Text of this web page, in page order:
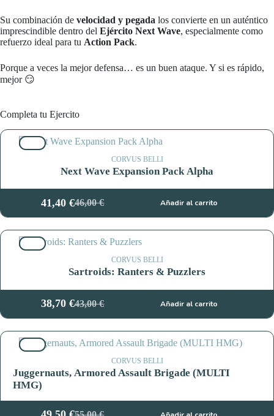
Su combinación de velocidad y pegada los convierte en un auténtico
imprescindible dentro del Ejército Next Wave, especialmente como
refuerzo ideal para tu Action Pack.
Porque a veces la mejor defensa… es un buen ataque. Y si es rápido,
mejor 😏
Completa tu Ejercito
CORVUS BELLI
Next Wave Expansion Pack Alpha
46,00€
El
precio
original
era:
41,40€El
precio
actual
es:
Añadir al carrito
CORVUS BELLI
Sartroids: Ranters & Puzzlers
43,00€
El
precio
original
era:
38,70€El
precio
actual
es:
Añadir al carrito
CORVUS BELLI
Juggernauts, Armored Assault Brigade (MULTI
HMG)